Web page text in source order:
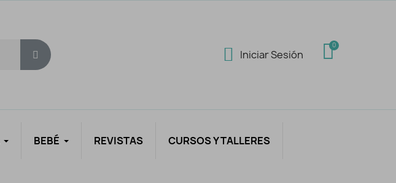
Iniciar Sesión
BEBÉ REVISTAS CURSOS Y TALLERES